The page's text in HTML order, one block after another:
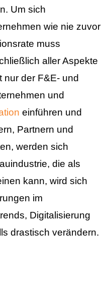
Um sich
wie nie zuvor
muss
aller Aspekte
nur der F&E- und
und
einführen und
Partnern und
werden sich
die als
kann, wird sich
im
Digitalisierung
drastisch verändern.